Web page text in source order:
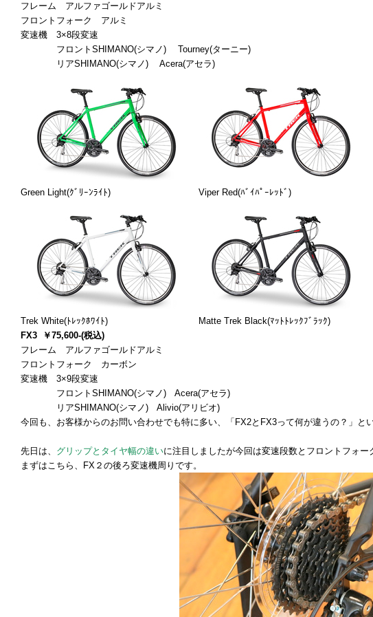
フレーム アルファゴールドアルミ
フロントフォーク アルミ
変速機 3×8段変速
フロントSHIMANO(シマノ) Tourney(ターニー)
リアSHIMANO(シマノ) Acera(アセラ)
Green Light(ｸﾞﾘｰﾝﾗｲﾄ) Viper Red(ﾊﾞｲﾊﾟｰﾚｯﾄﾞ)
Trek White(ﾄﾚｯｸﾎﾜｲﾄ) Matte Trek Black(ﾏｯﾄﾄﾚｯｸﾌﾞﾗｯｸ)
FX3
￥75,600-(税込)
フレーム アルファゴールドアルミ
フロントフォーク カーボン
変速機 3×9段変速
フロントSHIMANO(シマノ) Acera(アセラ)
リアSHIMANO(シマノ) Alivio(アリビオ)
今回も、お客様からのお問い合わせでも特に多い、「FX2とFX3って何が違うの？」と
先日は、 グリップとタイヤ幅の違いに注目しましたが今回は変速段数とフロントフォー
まずはこちら、FX２の後ろ変速機周りです。